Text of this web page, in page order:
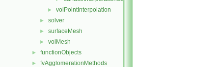
► volPointInterpolation
► solver
► surfaceMesh
► volMesh
► functionObjects
► fvAgglomerationMethods